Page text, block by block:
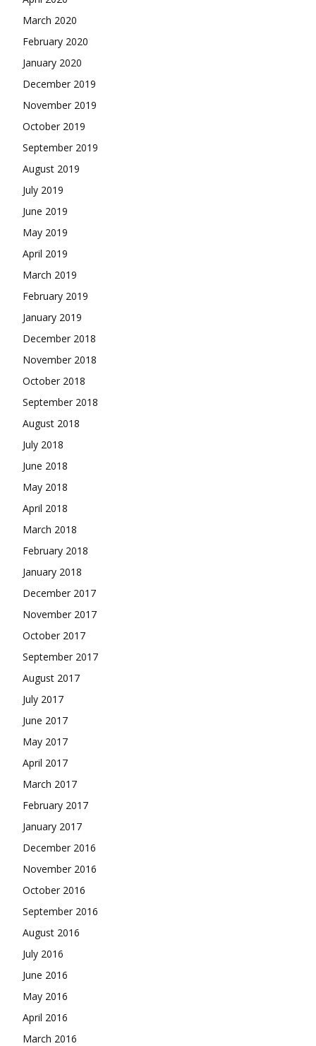
March 2020
February 2020
January 2020
December 2019
November 2019
October 2019
September 2019
August 2019
July 2019
June 2019
May 2019
April 2019
March 2019
February 2019
January 2019
December 2018
November 2018
October 2018
September 2018
August 2018
July 2018
June 2018
May 2018
April 2018
March 2018
February 2018
January 2018
December 2017
November 2017
October 2017
September 2017
August 2017
July 2017
June 2017
May 2017
April 2017
March 2017
February 2017
January 2017
December 2016
November 2016
October 2016
September 2016
August 2016
July 2016
June 2016
May 2016
April 2016
March 2016